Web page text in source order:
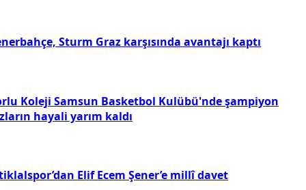
Sturm Graz karşısında avantajı kaptı
Koleji Samsun Basketbol Kulübü'nde şampiyon
hayali yarım kaldı
Elif Ecem Şener’e millî davet